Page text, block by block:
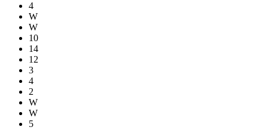
4
W
W
10
14
12
3
4
2
W
W
5